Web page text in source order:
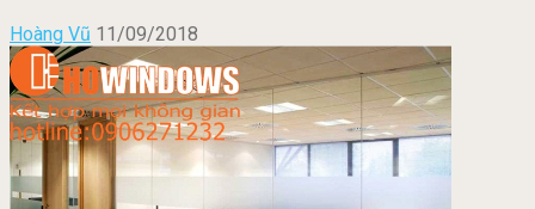
Hoàng Vũ 11/09/2018